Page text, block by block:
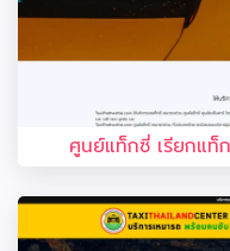
ศูนย์แท็กซี่ เรียกแท็